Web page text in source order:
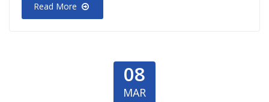
Read More
08
MAR